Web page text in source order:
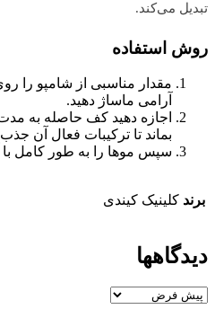
تبدیل می‌کند.
روش استفاده
مقدار مناسبی از شامپو
آرامی ماساژ دهید.
بماند تا ترکیبات فعال آن
سپس موها را به طور کامل با
برند کلینیک کیندی
دیدگاهها